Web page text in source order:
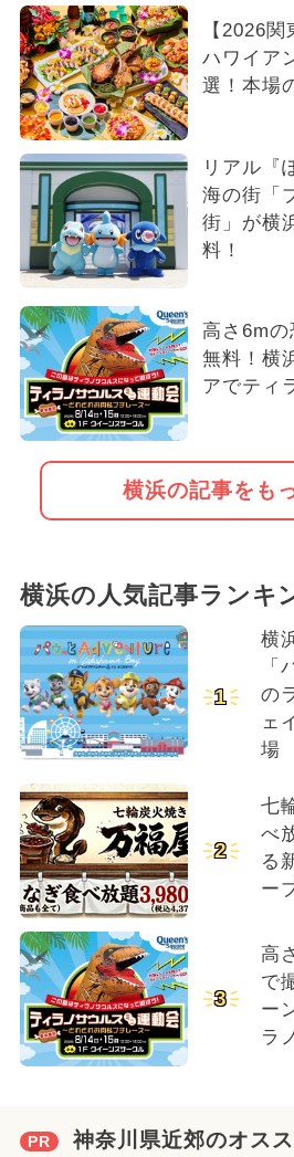
【2026
ハワイア
選！本場
リアル『
海の街「
街」が横
料！
高さ6m
無料！横
アでティ
横浜の記事をも
横浜の人気記事ランキ
1
横
「
の
ェ
場
2
七
べ
る
ー
3
高
で
ー
ラ
PR 神奈川県近郊のオス